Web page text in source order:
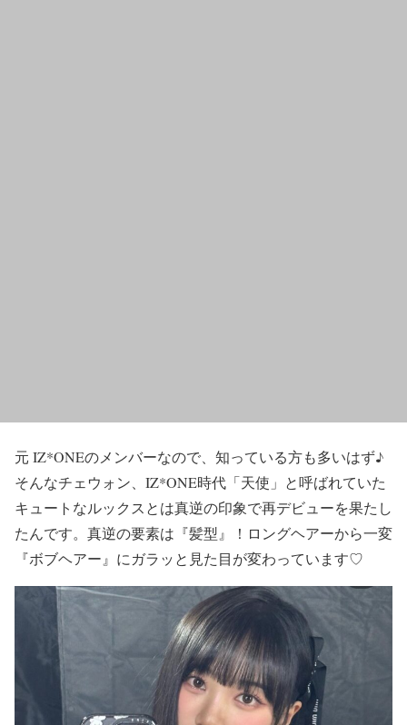
元 IZ*ONEのメンバーなので、知っている方も多いはず♪
そんなチェウォン、 IZ*ONE時代「天使」と呼ばれていた
キュートなルックスとは真逆の印象で再デビューを果たし
たんです。真逆の要素は『髪型』！ ロングヘアーから一変
『ボブヘアー』にガラッと見た目が変わっています♡